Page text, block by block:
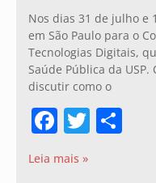
Nos dias 31 de julho e
em São Paulo para o
Tecnologias Digitais,
Saúde Pública da
discutir como o
Twitter
Leia mais »